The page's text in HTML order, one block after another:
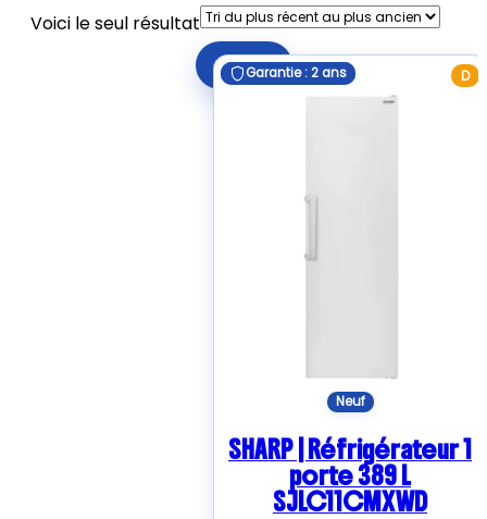
Voici le seul résultat
Filtrer D
Garantie : 2 ans
Neuf
Garantie : 2 ans
SHARP | Réfrigérateur 1
porte 389 L
SJLC11CMXWD